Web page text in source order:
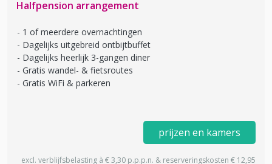
Halfpension arrangement
1 of meerdere overnachtingen
Dagelijks uitgebreid ontbijtbuffet
Dagelijks heerlijk 3-gangen diner
Gratis wandel- & fietsroutes
Gratis WiFi & parkeren
prijzen en kamers
excl. verblijfsbelasting à € 3,30 p.p.p.n. & reserveringskosten € 12,95